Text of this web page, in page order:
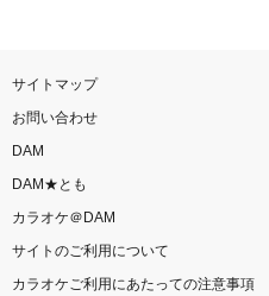
サイトマップ
お問い合わせ
DAM
DAM★とも
カラオケ＠DAM
サイトのご利用について
カラオケご利用にあたっての注意事項